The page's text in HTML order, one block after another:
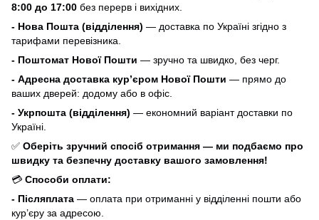
8:00 до 17:00 без перерв і вихідних.
- Нова Пошта (відділення) — доставка по Україні згідно з
тарифами перевізника.
- Поштомат Нової Пошти — зручно та швидко, без черг.
- Адресна доставка кур’єром Нової Пошти — прямо до
ваших дверей: додому або в офіс.
- Укрпошта (відділення) — економний варіант доставки по
Україні.
✅ Оберіть зручний спосіб отримання — ми подбаємо про
швидку та безпечну доставку вашого замовлення!
💳 Способи оплати:
- Післяплата — оплата при отриманні у відділенні пошти або
кур’єру за адресою.